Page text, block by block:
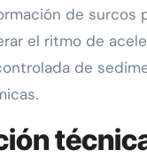
de surcos
el ritmo de
de